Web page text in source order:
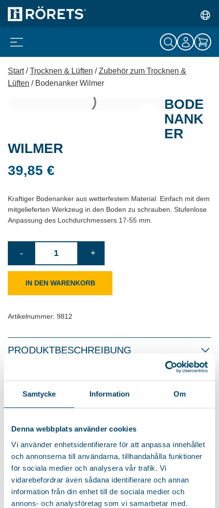
Samtycke Information Om
Denna webbplats använder cookies
Vi använder enhetsidentifierare för att anpassa innehållet
och annonserna till användarna, tillhandahålla funktioner
för sociala medier och analysera vår trafik. Vi
vidarebefordrar även sådana identifierare och annan
information från din enhet till de sociala medier och
annons- och analysföretag som vi samarbetar med.
Start/Trocknen & Lüften /Zubehör zum Trocknen &
Lüften / Bodenanker Wilmer
BODE
NANK
ER
WILMER
39,85 €
Kraftiger Bodenanker aus wetterfestem Material. Einfach mit dem
mitgelieferten Werkzeug in den Boden zu schrauben. Stufenlose
Anpassung des Lochdurchmessers 17-55 mm.
-
Menge
+
IN DEN WARENKORB
Artikelnummer: 9812
PRODUKTBESCHREIBUNG
ÄHNLICHE PRODUKTE
Platzsparend
WÄSCHESTÄNDER
RISE BLACK
Konstruktion für einfache
Handhabung....
Intelligente Aufbewahrung
WÄSCHESTÄNDER
NANO
Kompakter und praktischer
patentierter Konstruktion, die
die...